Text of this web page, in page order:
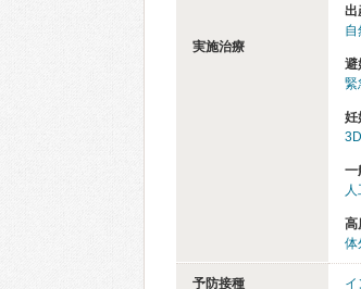
実施治療
出
自
避
緊
妊
一
高
体
予防接種